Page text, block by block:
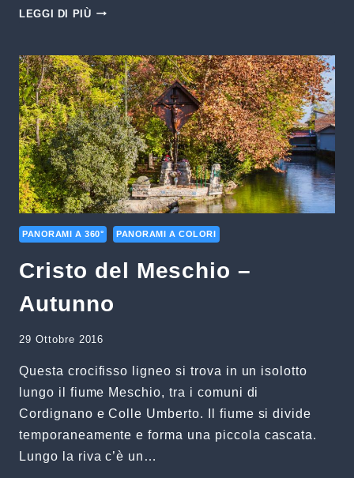
LEGGI DI PIÙSAN
PANORAMI A 360° PANORAMI A COLORI
Cristo del Meschio –
Autunno
29 Ottobre 2016
Questa crocifisso ligneo si trova in un isolotto
lungo il fiume Meschio, tra i comuni di
Cordignano e Colle Umberto. Il fiume si divide
temporaneamente e forma una piccola cascata.
Lungo la riva c’è un…